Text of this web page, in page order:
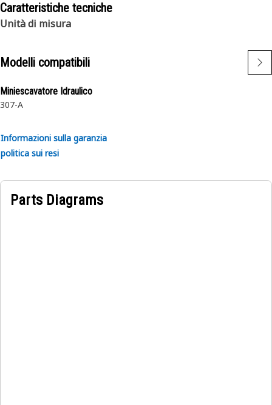
Applicazioni:
• Per ulteriori informazioni, consultare il manuale d'uso o
contattare il concessionario Cat di zona.
Caratteristiche tecniche
Unità di misura
Modelli compatibili
Miniescavatore Idraulico
307-A
Informazioni sulla garanzia
politica sui resi
Parts Diagrams